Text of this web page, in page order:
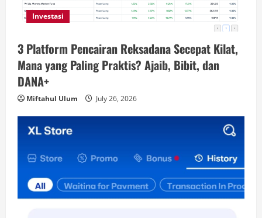
Investasi
3 Platform Pencairan Reksadana Secepat Kilat,
Mana yang Paling Praktis? Ajaib, Bibit, dan
DANA+
Miftahul Ulum July 26, 2026